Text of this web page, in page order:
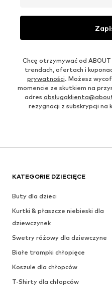
Chcę otrzymywać od
trendach, ofertach i
prywatności. Możesz
momencie ze skutkiem na
adres
rezygnacji z subskrypcji
KATEGORIE DZIECIĘCE
Buty dla dzieci
Kurtki & płaszcze niebieski dla
dziewczynek
Swetry różowy dla dziewczyne
Białe trampki chłopięce
Koszule dla chłopców
T-Shirty dla chłopców